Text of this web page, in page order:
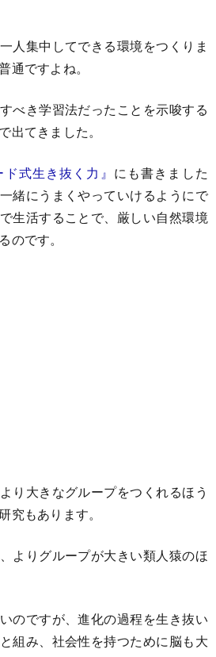
人集中してできる環境をつくりま
通ですよね。
べき学習法だったことを示唆する
出てきました。
ド式生き抜く力』 にも書きました
緒にうまくやっていけるようにで
生活することで、厳しい自然環境
のです。
り大きなグループをつくれるほう
究もあります。
よりグループが大きい類人猿のほ
のですが、進化の過程を生き抜い
組み、社会性を持つために脳も大